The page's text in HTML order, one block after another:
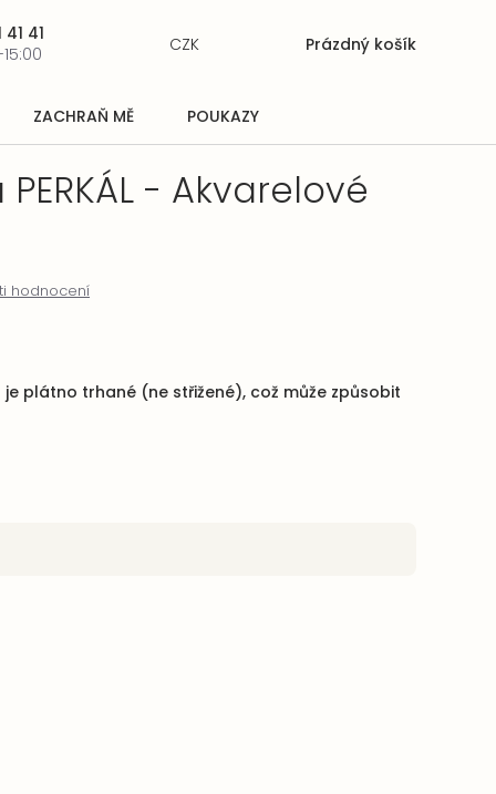
41
Nákupní
Prázdný košík
CZK
ZACHRAŇ MĚ POUKAZY
- Akvarelové
hodnocení
plátno trhané (ne střižené), což může způsobit